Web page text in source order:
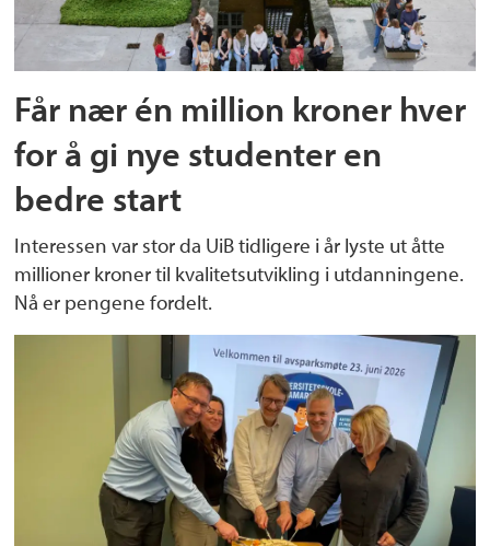
Får nær én million kroner hver
for å gi nye studenter en
bedre start
Interessen var stor da UiB tidligere i år lyste ut åtte
millioner kroner til kvalitetsutvikling i utdanningene.
Nå er pengene fordelt.